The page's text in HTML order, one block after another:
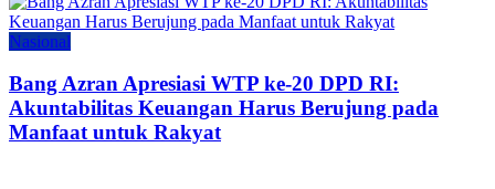
Nasional
Bang Azran Apresiasi WTP ke-20 DPD RI:
Akuntabilitas Keuangan Harus Berujung pada
Manfaat untuk Rakyat